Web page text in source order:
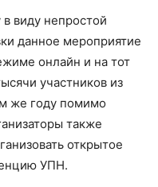
виду непростой
данное мероприятие
онлайн и на тот
участников из
же году помимо
также
открытое
УПН.